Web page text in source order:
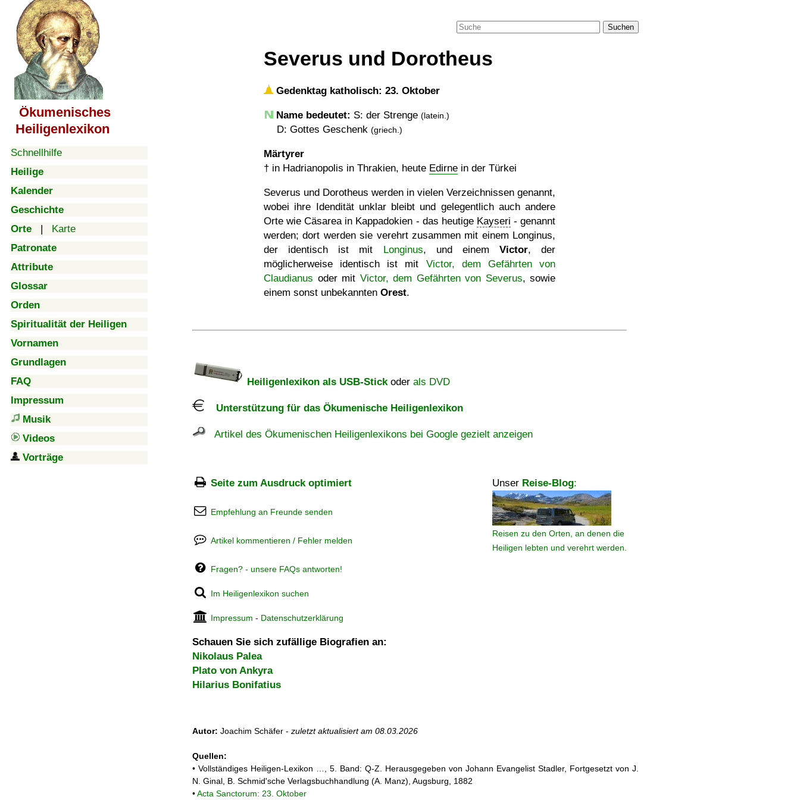
Ökumenisches
Heiligenlexikon
Schnellhilfe
Heilige
Kalender
Geschichte
Orte | Karte
Patronate
Attribute
Glossar
Orden
Spiritualität der Heiligen
Vornamen
Grundlagen
FAQ
Impressum
Musik
Videos
Vorträge
Suchen
Severus und Dorotheus
Gedenktag katholisch: 23. Oktober
Name bedeutet: S: der Strenge (latein.)
D: Gottes Geschenk (griech.)
Märtyrer
† in Hadrianopolis in Thrakien, heute Edirne in der Türkei
Severus und Dorotheus werden in vielen Verzeichnissen genannt,
wobei ihre Idendität unklar bleibt und gelegentlich auch andere
Orte wie Cäsarea in Kappadokien - das heutige Kayseri - genannt
werden; dort werden sie verehrt zusammen mit einem Longinus,
der identisch ist mit Longinus, und einem Victor, der
möglicherweise identisch ist mit Victor, dem Gefährten von
Claudianus oder mit Victor, dem Gefährten von Severus, sowie
einem sonst unbekannten Orest.
Heiligenlexikon als USB-Stickoder als DVD
Unterstützung für das Ökumenische Heiligenlexikon
Artikel des Ökumenischen Heiligenlexikons bei Google gezielt anzeigen
Seite zum Ausdruck optimiert Unser Reise-Blog:
Reisen zu den Orten, an denen die
Heiligen lebten und verehrt werden.
Empfehlung an Freunde senden
Artikel kommentieren / Fehler melden
Fragen? - unsere FAQs antworten!
Im Heiligenlexikon suchen
Impressum - Datenschutzerklärung
Schauen Sie sich zufällige Biografien an:
Nikolaus Palea
Plato von Ankyra
Hilarius Bonifatius
Autor: Joachim Schäfer - zuletzt aktualisiert am 08.03.2026
Quellen:
• Vollständiges Heiligen-Lexikon …, 5. Band: Q-Z. Herausgegeben von Johann Evangelist Stadler, Fortgesetzt von J.
N. Ginal, B. Schmid'sche Verlagsbuchhandlung (A. Manz), Augsburg, 1882
•Acta Sanctorum: 23. Oktober